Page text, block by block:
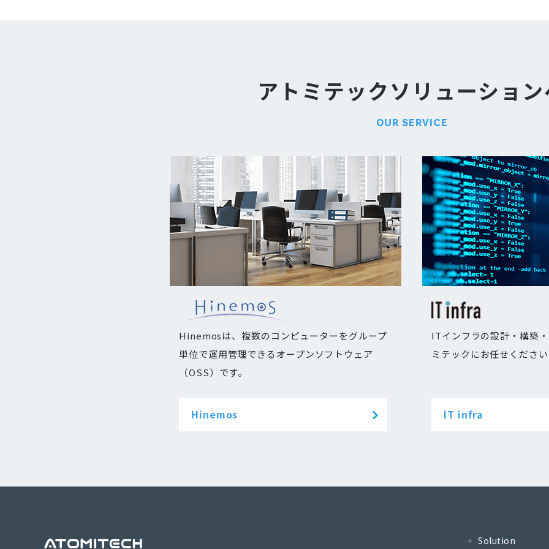
アトミテックソリューショ
OUR SERVICE
Hinemosは、複数のコンピューターをグループ
単位で運用管理できるオープンソフトウェア
（OSS）です。
Hinemos
ITインフラの設計・構築
ミテックにお任せくださ
IT infra
Solution